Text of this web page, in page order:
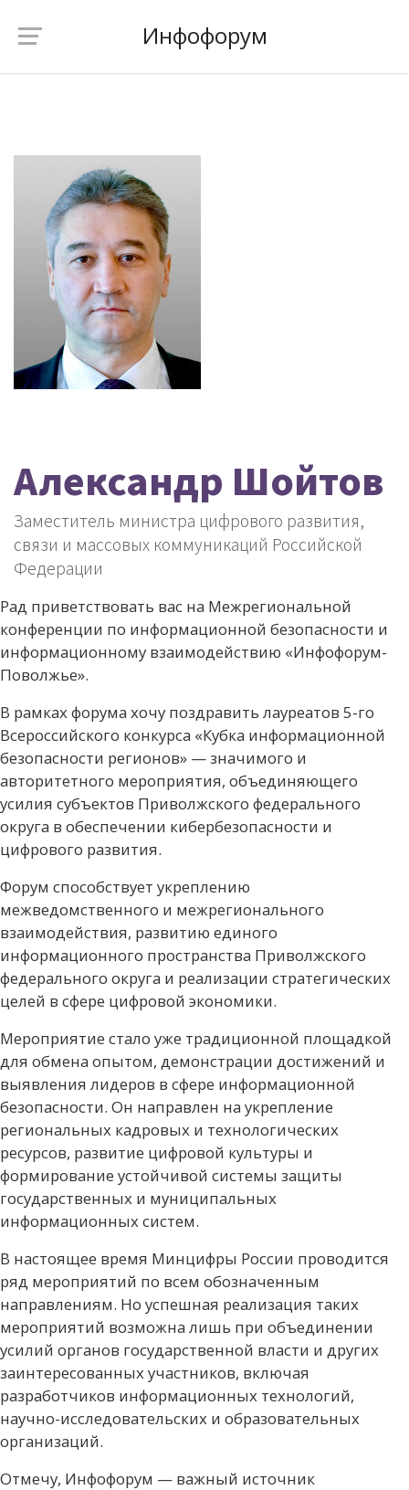
Инфофорум
Александр Шойтов
Заместитель министра цифрового развития,
связи и массовых коммуникаций Российской
Федерации
Рад приветствовать вас на Межрегиональной
конференции по информационной безопасности и
информационному взаимодействию «Инфофорум-
Поволжье».
В рамках форума хочу поздравить лауреатов 5-го
Всероссийского конкурса «Кубка информационной
безопасности регионов» — значимого и
авторитетного мероприятия, объединяющего
усилия субъектов Приволжского федерального
округа в обеспечении кибербезопасности и
цифрового развития.
Форум способствует укреплению
межведомственного и межрегионального
взаимодействия, развитию единого
информационного пространства Приволжского
федерального округа и реализации стратегических
целей в сфере цифровой экономики.
Мероприятие стало уже традиционной площадкой
для обмена опытом, демонстрации достижений и
выявления лидеров в сфере информационной
безопасности. Он направлен на укрепление
региональных кадровых и технологических
ресурсов, развитие цифровой культуры и
формирование устойчивой системы защиты
государственных и муниципальных
информационных систем.
В настоящее время Минцифры России проводится
ряд мероприятий по всем обозначенным
направлениям. Но успешная реализация таких
мероприятий возможна лишь при объединении
усилий органов государственной власти и других
заинтересованных участников, включая
разработчиков информационных технологий,
научно-исследовательских и образовательных
организаций.
Отмечу, Инфофорум — важный источник